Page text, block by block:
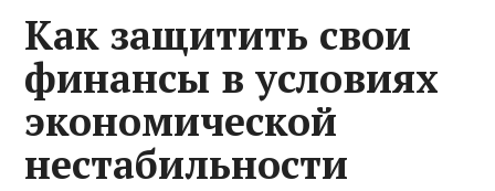
Как защитить свои
финансы в условиях
экономической
нестабильности